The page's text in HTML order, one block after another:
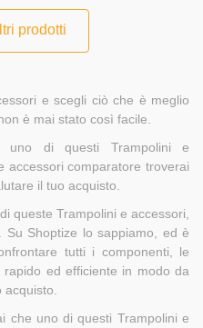
prodotti
e scegli ciò che è meglio
è mai stato così facile.
uno di questi Trampolini e
accessori comparatore troverai
il tuo acquisto.
queste Trampolini e accessori,
Shoptize lo sappiamo, ed è
tutti i componenti, le
ed efficiente in modo da
che uno di questi Trampolini e